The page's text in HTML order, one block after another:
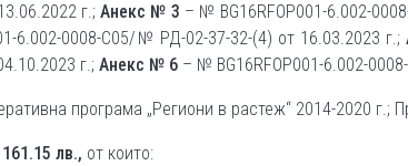
г.;Анекс № 3 – № BG16RFOP001-6.002-
6.002-0008-С05/№ РД-02-37-32-(4) от 16.03.2023 г.;
г.; Анекс № 6 – № BG16RFOP001-6.002-
програма „Региони в растеж“ 2014-2020 г.;
лв., от които: